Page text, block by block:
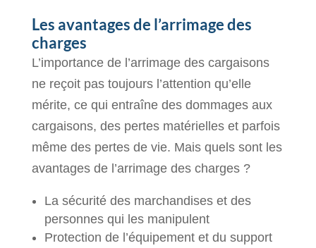
Les avantages de l’arrimage des
charges
L’importance de l’arrimage des cargaisons
ne reçoit pas toujours l’attention qu’elle
mérite, ce qui entraîne des dommages aux
cargaisons, des pertes matérielles et parfois
même des pertes de vie. Mais quels sont les
avantages de l’arrimage des charges ?
La sécurité des marchandises et des
personnes qui les manipulent
Protection de l’équipement et du support